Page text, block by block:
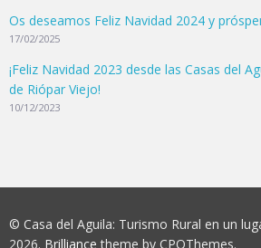
Os deseamos Feliz Navidad 2024 y
17/02/2025
¡Feliz Navidad 2023 desde las Casas del
de Riópar Viejo!
10/12/2023
© Casa del Aguila: Turismo Rural en un
2026. Brilliance theme by CPOThemes.